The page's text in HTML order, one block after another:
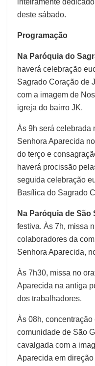
inteiramente
deste sábado.
Programação
Na Paróquia do
haverá celebração
Sagrado Coração de
com a imagem de
igreja do bairro JK.
Às 9h será celebrada
Senhora Aparecida
do terço e
haverá procissão
seguida celebração
Basílica do Sagrado
Na Paróquia de São
festiva. Às 7h, missa
colaboradores da
Senhora Aparecida,
Às 7h30, missa no
Aparecida na antiga
dos trabalhadores.
Às 08h,
comunidade de São
cavalgada com a
Aparecida em